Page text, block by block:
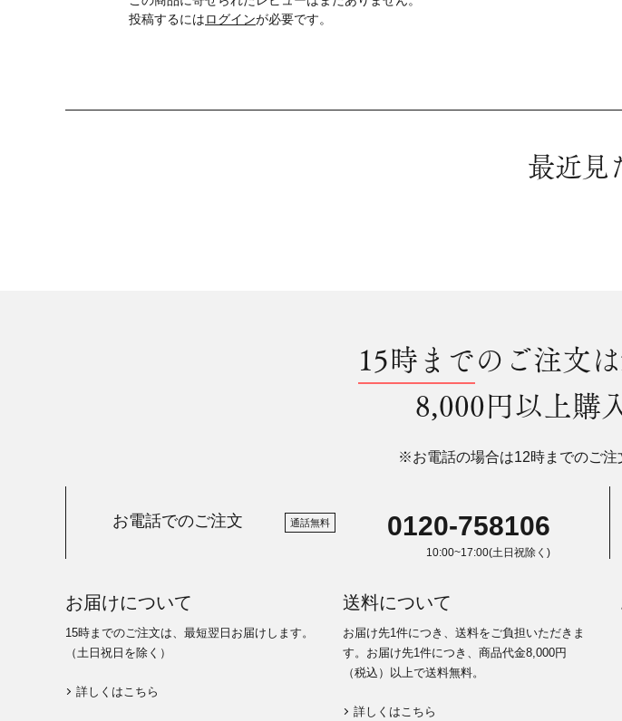
投稿するにはログインが必要です。
最近見
15時までのご注文
8,000円以上購
※お電話の場合は12時までのご注
お電話でのご注文 通話無料 0120-758106
10:00~17:00(土日祝除く)
お届けについて
15時までのご注文は、最短翌日お届けします。
（土日祝日を除く）
詳しくはこちら
送料について
お届け先1件につき、送料をご負担いただきま
す。お届け先1件につき、商品代金8,000円
（税込）以上で送料無料。
詳しくはこちら